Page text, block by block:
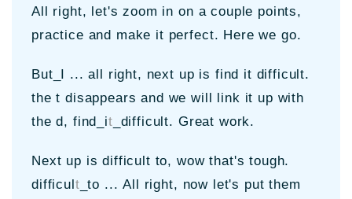
All right, let's zoom in on a couple points,
practice and make it perfect. Here we go.
But_I ... all right, next up is find it difficult.
the t disappears and we will link it up with
the d, find_it _difficult. Great work.
Next up is difficult to, wow that's tough.
difficult _to ... All right, now let's put them